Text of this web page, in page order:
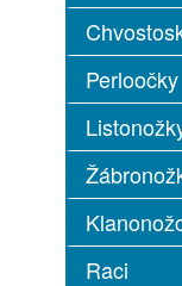
Perloočky
Raci